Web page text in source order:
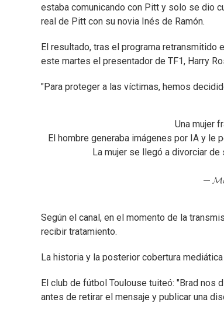
estaba comunicando con Pitt y solo se dio
real de Pitt con su novia Inés de Ramón.
El resultado, tras el programa retransmitido
este martes el presentador de TF1, Harry
"Para proteger a las víctimas, hemos
Una mujer
El hombre generaba imágenes por IA y le
La mujer se llegó a divorciar
—
Según el canal, en el momento de la
recibir tratamiento.
La historia y la posterior cobertura
El club de fútbol Toulouse tuiteó: "Brad
antes de retirar el mensaje y publicar una